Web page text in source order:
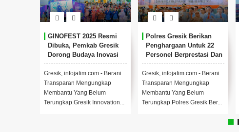
GINOFEST 2025 Resmi
Dibuka, Pemkab Gresik
Dorong Budaya Inovasi
Di Tengah Keterbatasan
Anggaran.
Gresik, infojatim.com - Berani
Transparan Mengungkap
Membantu Yang Belum
Terungkap.Gresik Innovation...
Polres Gresik Berikan
Penghargaan Untuk 22
Personel Berprestasi Dan
15 Tokoh Masyarakat
Gresik, infojatim.com - Berani
Transparan Mengungkap
Membantu Yang Belum
Terungkap.Polres Gresik Ber...